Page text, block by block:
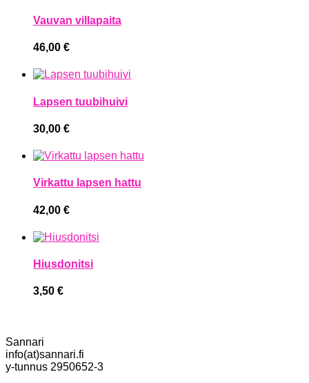
Vauvan villapaita
46,00 €
Lapsen tuubihuivi
30,00 €
Virkattu lapsen hattu
42,00 €
Hiusdonitsi
3,50 €
Sannari
info(at)sannari.fi
y-tunnus 2950652-3